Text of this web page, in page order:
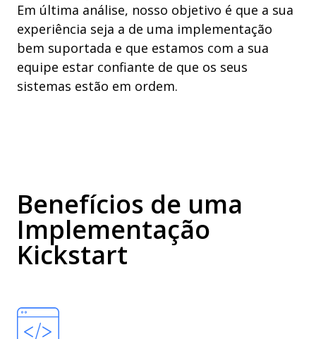
Em última análise, nosso objetivo é que a sua
experiência seja a de uma implementação
bem suportada e que estamos com a sua
equipe estar confiante de que os seus
sistemas estão em ordem.
Benefícios de uma
Implementação
Kickstart